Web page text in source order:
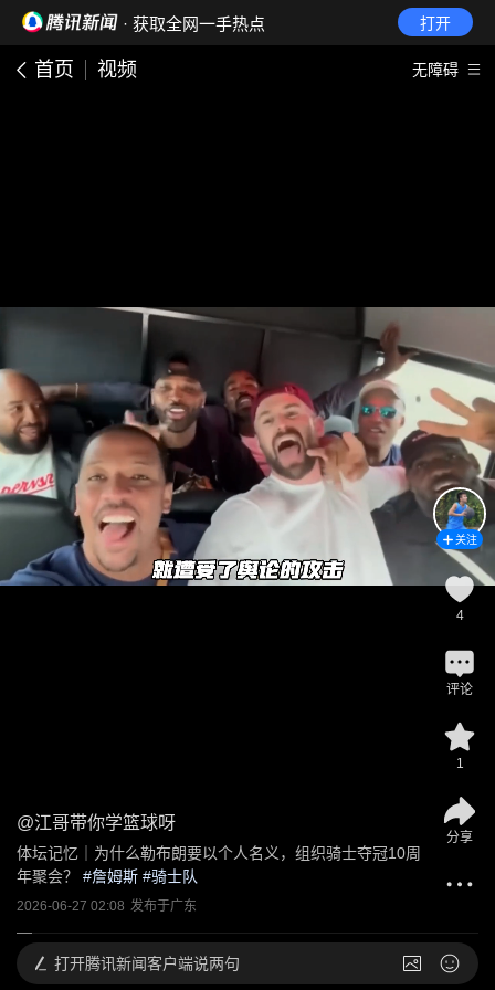
· 获取全网一手热点 打开
首页 视频 无障碍
@江哥带你学篮球呀
体坛记忆｜为什么勒布朗要以个人名义，组织骑士夺冠10周
年聚会？
#詹姆斯 #骑士队
2026-06-27 02:08 发布于广东
关注
4
评论
1
分享
打开腾讯新闻客户端说两句